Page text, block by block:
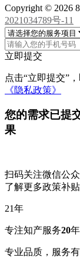
Copyright © 2026
2021034789号-11
立即提交
点击“立即提交”
《隐私政策》
您的需求已提
果
扫码关注微信公
了解更多政策补贴
21年
专注知产服务20年
专业品质，服务